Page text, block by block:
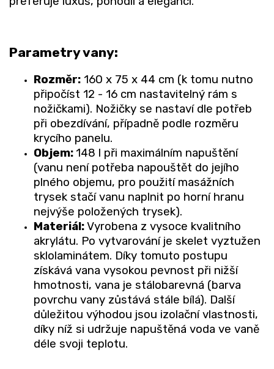
Parametry vany:
Rozměr: 160 x 75 x 44 cm (k tomu nutno
připočíst 12 - 16 cm nastavitelný rám s
nožičkami). Nožičky se nastaví dle potřeb
při obezdívání, případně podle rozměru
krycího panelu.
Objem:148 l při maximálním napuštění
(vanu není potřeba napouštět do jejího
plného objemu, pro použití masážních
trysek stačí vanu naplnit po horní hranu
nejvýše položených trysek).
Materiál:Vyrobena z vysoce kvalitního
akrylátu. Po vytvarování je skelet vyztužen
sklolaminátem. Díky tomuto postupu
získává vana vysokou pevnost při nižší
hmotnosti, vana je stálobarevná (barva
povrchu vany zůstává stále bílá). Další
důležitou výhodou jsou izolační vlastnosti,
díky níž si udržuje napuštěná voda ve vaně
déle svoji teplotu.